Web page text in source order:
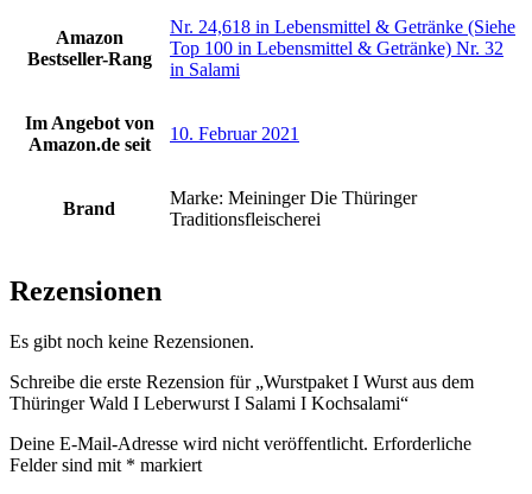
Amazon
Bestseller-Rang
Nr. 24,618 in Lebensmittel & Getränke (Siehe
Top 100 in Lebensmittel & Getränke) Nr. 32
in Salami
Im Angebot von
Amazon.de seit
10. Februar 2021
Brand
Marke: Meininger Die Thüringer
Traditionsfleischerei
Rezensionen
Es gibt noch keine Rezensionen.
Schreibe die erste Rezension für „Wurstpaket I Wurst aus dem
Thüringer Wald I Leberwurst I Salami I Kochsalami“
Deine E-Mail-Adresse wird nicht veröffentlicht. Erforderliche
Felder sind mit * markiert